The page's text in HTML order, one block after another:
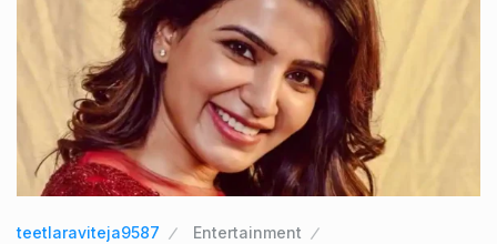
teetlaraviteja9587
Entertainment